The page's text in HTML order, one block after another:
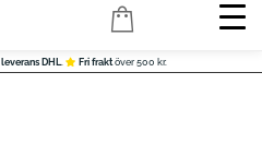
leverans DHL. Fri fraktöver 500 kr.